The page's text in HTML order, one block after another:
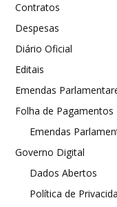
Contratos
Despesas
Diário Oficial
Editais
Emendas
Folha de Pagamentos
Emendas
Governo Digital
Dados Abertos
Política de